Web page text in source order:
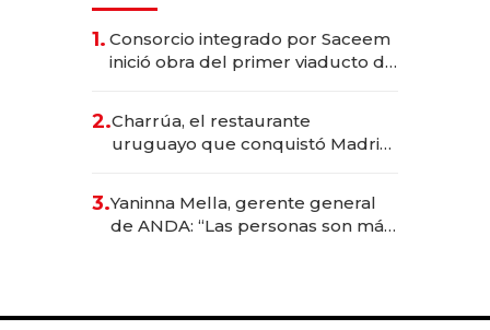
1. Consorcio integrado por Saceem
inició obra del primer viaducto de
millones
2.Charrúa, el restaurante
uruguayo que conquistó Madrid:
anticipación y prepara apertura
3.Yaninna Mella, gerente general
de ANDA: “Las personas son más